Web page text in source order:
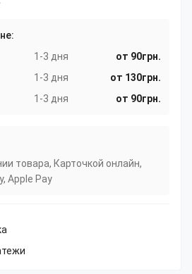
1-3 дня
от 90грн.
1-3 дня
от 130грн.
1-3 дня от 90грн.
товара, Карточкой онлайн,
Apple Pay